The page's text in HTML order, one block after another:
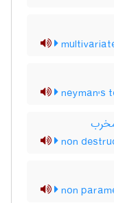
neyman's
non
non